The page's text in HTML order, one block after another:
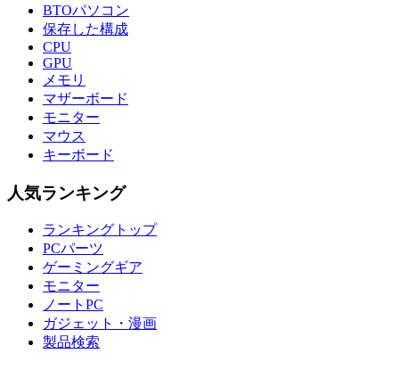
BTOパソコン
保存した構成
CPU
GPU
メモリ
マザーボード
モニター
マウス
キーボード
人気ランキング
ランキングトップ
PCパーツ
ゲーミングギア
モニター
ノートPC
ガジェット・漫画
製品検索